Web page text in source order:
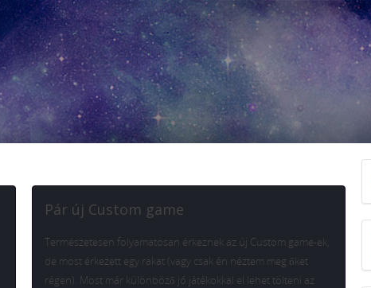
Pár új Custom game
Természetesen folyamatosan érkeznek az új Custom game-ek,
de most érkezett egy rakat (vagy csak én néztem meg őket
régen). Most már különböző jó játékokkal el lehet tölteni az